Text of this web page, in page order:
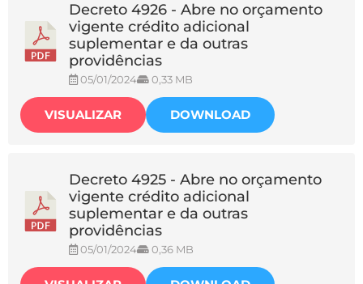
Decreto 4926 - Abre no orçamento
vigente crédito adicional
suplementar e da outras
providências
05/01/2024 0,33 MB
VISUALIZAR DOWNLOAD
Decreto 4925 - Abre no orçamento
vigente crédito adicional
suplementar e da outras
providências
05/01/2024 0,36 MB